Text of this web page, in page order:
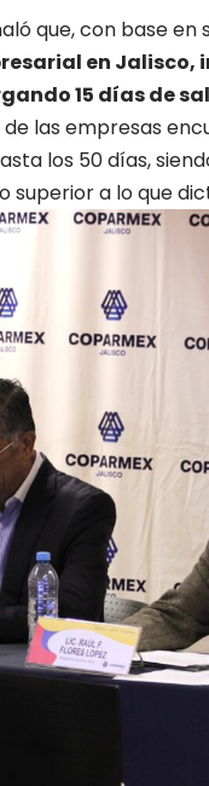
que, con base en
en
15 días de
de las empresas
los 50 días,
superior a lo que